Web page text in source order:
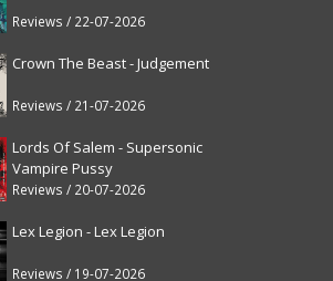
Reviews / 22-07-2026
Crown The Beast - Judgement
Reviews / 21-07-2026
Lords Of Salem - Supersonic
Vampire Pussy
Reviews / 20-07-2026
Lex Legion - Lex Legion
Reviews / 19-07-2026